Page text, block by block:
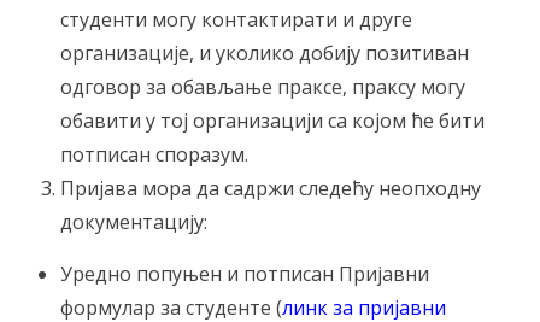
студенти могу контактирати и друге
организације, и уколико добију позитиван
одговор за обављање праксе, праксу могу
обавити у тој организацији са којом ће бити
потписан споразум.
Пријава мора да садржи следећу неопходну
документацију:
Уредно попуњен и потписан Пријавни
формулар за студенте (линк за пријавни